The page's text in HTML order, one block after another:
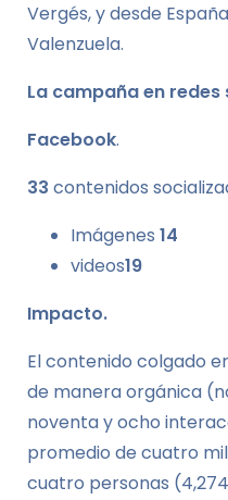
Vergés, y desde
Valenzuela.
La campaña en redes
Facebook.
33 contenidos
Imágenes 14
videos19
Impacto.
El contenido colgado
de manera orgánica
noventa y ocho
promedio de cuatro
cuatro personas